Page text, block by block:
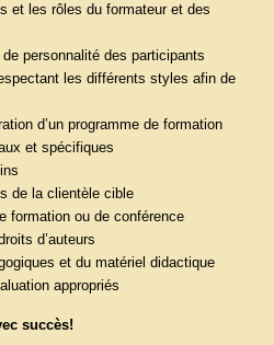
et les rôles du formateur et des
personnalité des participants
les différents styles afin de
d’un programme de formation
et spécifiques
de la clientèle cible
formation ou de conférence
d’auteurs
et du matériel didactique
appropriés
succès!